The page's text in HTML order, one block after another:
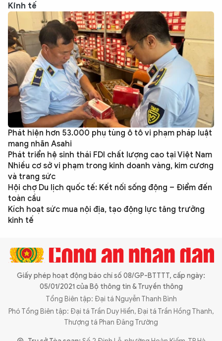
Kinh tế
Phát hiện hơn 53.000 phụ tùng ô tô vi phạm pháp luật
mang nhãn Asahi
Phát triển hệ sinh thái FDI chất lượng cao tại Việt Nam
Nhiều cơ sở vi phạm trong kinh doanh vàng, kim cương
và trang sức
Hội chợ Du lịch quốc tế: Kết nối sống động – Điểm đến
toàn cầu
Kích hoạt sức mua nội địa, tạo động lực tăng trưởng
kinh tế
Giấy phép hoạt động báo chí số 08/GP-BTTTT, cấp ngày:
05/01/2021 của Bộ thông tin & Truyền thông
Tổng Biên tập: Đại tá Nguyễn Thanh Bình
Phó Tổng Biên tập: Đại tá Trần Duy Hiển, Đại tá Trần Hồng Thanh,
Thượng tá Phan Đăng Trường